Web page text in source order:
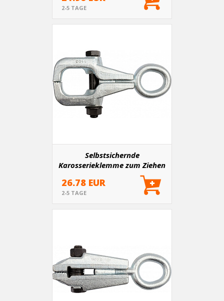
2-5 TAGE
Selbstsichernde
Karosserieklemme zum Ziehen
Typ C, 3t 142mm
26.78 EUR
2-5 TAGE